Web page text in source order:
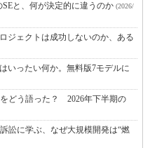
と、何が決定的に違うのか (2026/
ジェクトは成功しないのか、ある
いったい何か。無料版7モデルに
どう語った？ 2026年下半期の
訟に学ぶ、なぜ大規模開発は“燃